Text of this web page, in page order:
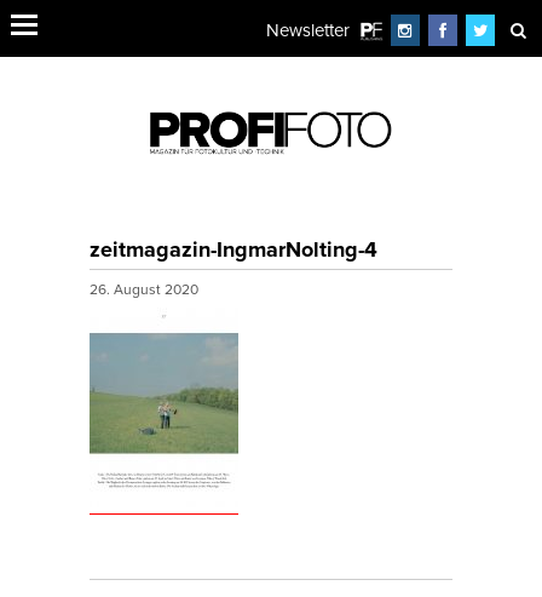
Newsletter
zeitmagazin-IngmarNolting-4
26. August 2020